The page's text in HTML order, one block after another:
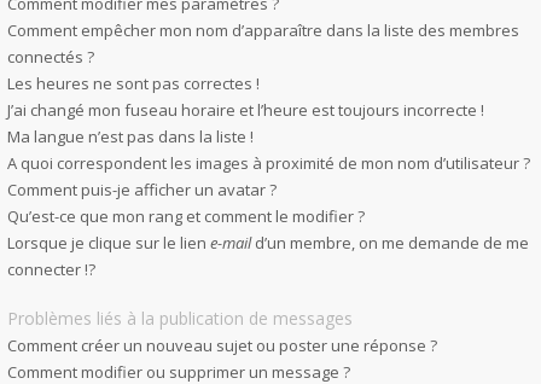
Comment empêcher mon nom d’apparaître dans la liste des membres
connectés ?
Les heures ne sont pas correctes !
J’ai changé mon fuseau horaire et l’heure est toujours incorrecte !
Ma langue n’est pas dans la liste !
A quoi correspondent les images à proximité de mon nom d’utilisateur ?
Comment puis-je afficher un avatar ?
Qu’est-ce que mon rang et comment le modifier ?
Lorsque je clique sur le lien e-maild’un membre, on me demande de me
connecter !?
Problèmes liés à la publication de messages
Comment créer un nouveau sujet ou poster une réponse ?
Comment modifier ou supprimer un message ?